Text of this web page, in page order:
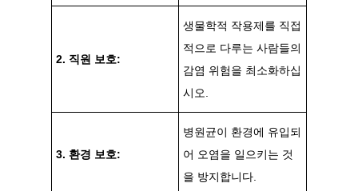
2. 직원 보호:
생물학적 작용제를 직접
적으로 다루는 사람들의
감염 위험을 최소화하십
시오.
3. 환경 보호:
병원균이 환경에 유입되
어 오염을 일으키는 것
을 방지합니다.